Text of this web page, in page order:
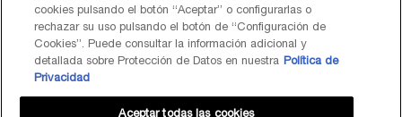
© Lancôme 2026
cookies pulsando el botón “Aceptar” o configurarlas o
rechazar su uso pulsando el botón de “Configuración de
Cookies”. Puede consultar la información adicional y
detallada sobre Protección de Datos en nuestra Política de
Privacidad
Aceptar todas las cookies